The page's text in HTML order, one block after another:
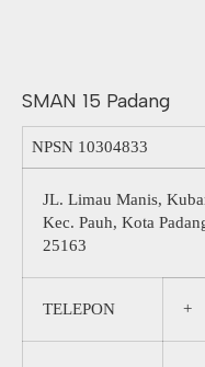
SMAN 15 Padang
NPSN 10304833
JL. Limau Manis,
Kec. Pauh, Kota
25163
TELEPON +